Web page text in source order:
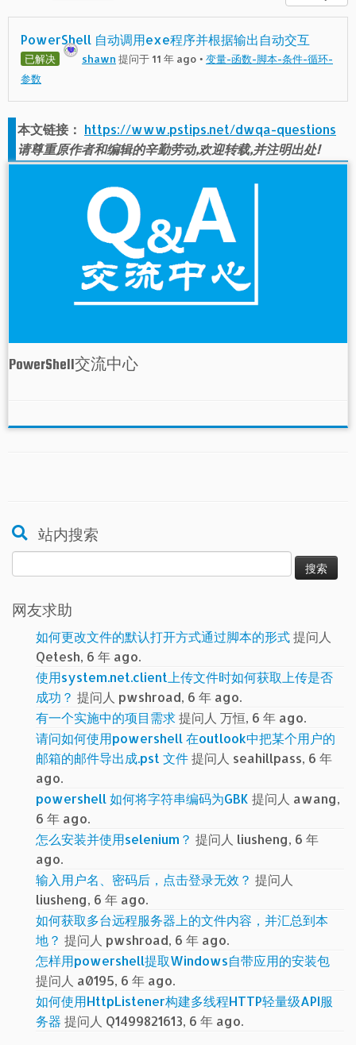
PowerShell 自动调用exe程序并根据输出自动交互
已解决 shawn 提问于 11 年 ago • 变量-函数-脚本-条件-循环-
参数
本文链接： https://www.pstips.net/dwqa-questions
请尊重原作者和编辑的辛勤劳动,欢迎转载,并注明出处!
PowerShell交流中心
站内搜索
索：
网友求助
如何更改文件的默认打开方式通过脚本的形式提问人
Qetesh, 6 年 ago.
使用system.net.client上传文件时如何获取上传是否
成功？ 提问人 pwshroad, 6 年 ago.
有一个实施中的项目需求提问人 万恒, 6 年 ago.
请问如何使用powershell 在outlook中把某个用户的
邮箱的邮件导出成.pst 文件提问人 seahillpass, 6 年
ago.
powershell 如何将字符串编码为GBK 提问人 awang,
6 年 ago.
怎么安装并使用selenium？ 提问人 liusheng, 6 年
ago.
输入用户名、密码后，点击登录无效？ 提问人
liusheng, 6 年 ago.
如何获取多台远程服务器上的文件内容，并汇总到本
地？ 提问人 pwshroad, 6 年 ago.
怎样用powershell提取Windows自带应用的安装包
提问人 a0195, 6 年 ago.
如何使用HttpListener构建多线程HTTP轻量级API服
务器 提问人 Q1499821613, 6 年 ago.